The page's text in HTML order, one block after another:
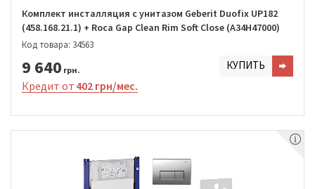
Комплект инсталляция с унитазом Geberit Duofix UP182
(458.168.21.1) + Roca Gap Clean Rim Soft Close (A34H47000)
Код товара: 34563
9 640 грн. КУПИТЬ
Кредит от 402 грн/мес.